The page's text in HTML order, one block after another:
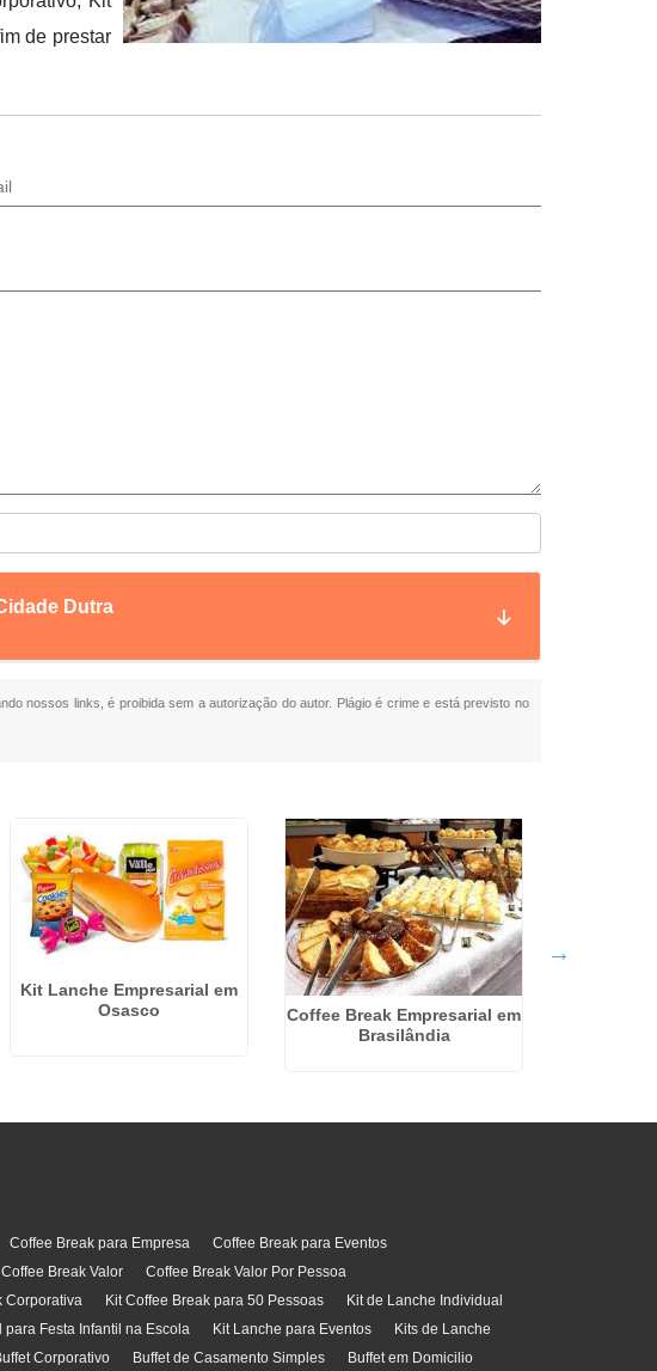
de prestar
Dutra
nossos links, é proibida sem a autorização do autor. Plágio é crime e está previsto no
Kit Lanche Empresarial em
Osasco
Coffee Break Empresarial em
Brasilândia
Coffee Break para Empresa
Coffee Break para Eventos
Coffee Break Valor
Coffee Break Valor Por Pessoa
Corporativa Kit Coffee Break para 50 Pessoas
Kit de Lanche Individual
para Festa Infantil na Escola Kit Lanche para Eventos
Kits de Lanche
Corporativo Buffet de Casamento Simples Buffet em Domicilio